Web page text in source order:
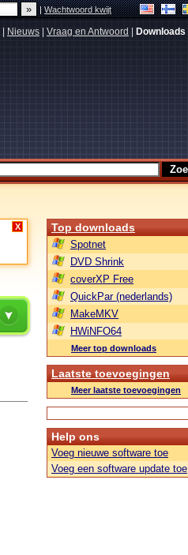
|Wachtwoord kwijt
Nieuws Vraag en Antwoord Downloads
X Top downloads
Spotnet
DVD Shrink
coverXP Free
QuickPar (nederlands)
MakeMKV
HWiNFO64
Meer top downloads
Laatste toevoegingen
Meer laatste toevoegingen
Help ons
Voeg nieuwe software toe
Voeg een software update toe